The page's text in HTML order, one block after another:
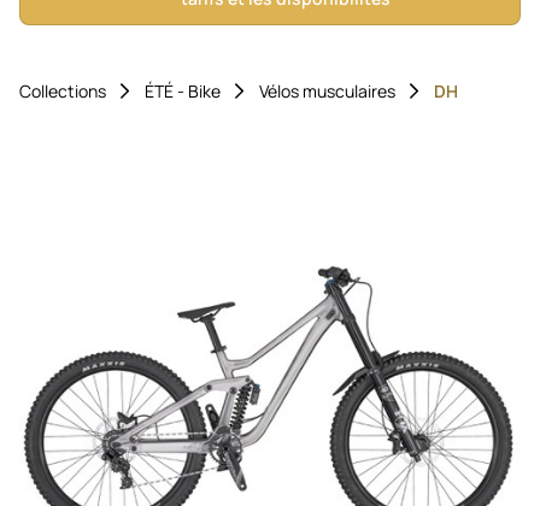
Collections ÉTÉ - Bike Vélos musculaires DH